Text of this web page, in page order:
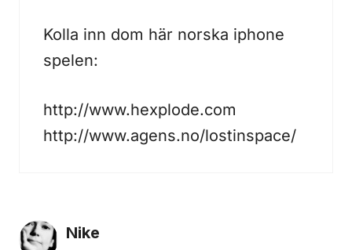
Kolla inn dom här norska iphone
spelen:
http://www.hexplode.com
http://www.agens.no/lostinspace/
Nike